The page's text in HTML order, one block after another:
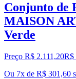
Conjunto de
MAISON
Verde
Preço R$ 2.111,20R$
Ou 7x de R$ 301,60